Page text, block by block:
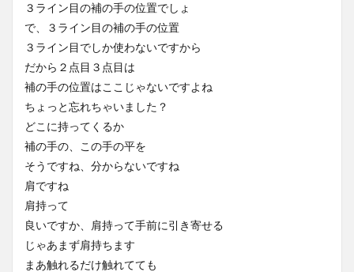
３ライン目の補の手の位置でしょ
で、３ライン目の補の手の位置
３ライン目でしか使わないですから
だから２点目３点目は
補の手の位置はここじゃないですよね
ちょっと忘れちゃいました？
どこに持ってくるか
補の手の、この手の平を
そうですね、分からないですね
肩ですね
肩持って
良いですか、肩持って手前に引き寄せる
じゃあまず肩持ちます
まあ触れるだけ触れてても